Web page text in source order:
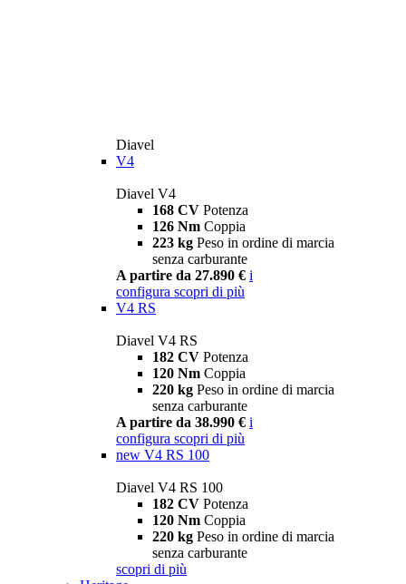
Diavel
V4
Diavel V4
168 CV Potenza
126 Nm Coppia
223 kg Peso in ordine di marcia
senza carburante
A partire da 27.890 € i
configura scopri di più
V4 RS
Diavel V4 RS
182 CV Potenza
120 Nm Coppia
220 kg Peso in ordine di marcia
senza carburante
A partire da 38.990 € i
configura scopri di più
new V4 RS 100
Diavel V4 RS 100
182 CV Potenza
120 Nm Coppia
220 kg Peso in ordine di marcia
senza carburante
scopri di più